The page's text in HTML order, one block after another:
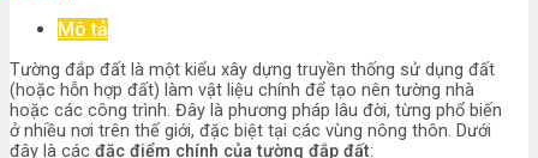
Mô tả
Tường đắp đất là một kiểu xây dựng truyền thống sử dụng đất
(hoặc hỗn hợp đất) làm vật liệu chính để tạo nên tường nhà
hoặc các công trình. Đây là phương pháp lâu đời, từng phổ biến
ở nhiều nơi trên thế giới, đặc biệt tại các vùng nông thôn. Dưới
đây là các đặc điểm chính của tường đắp đất: